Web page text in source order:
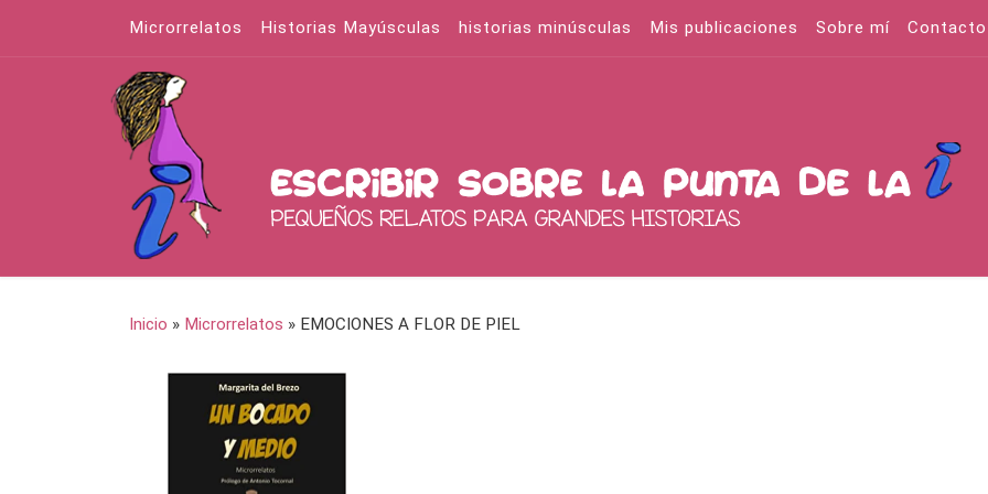
Saltar al contenido
Microrrelatos Historias Mayúsculas historias minúsculas Mis publicaciones Sobre mí Contacto
Inicio » Microrrelatos » EMOCIONES A FLOR DE PIEL